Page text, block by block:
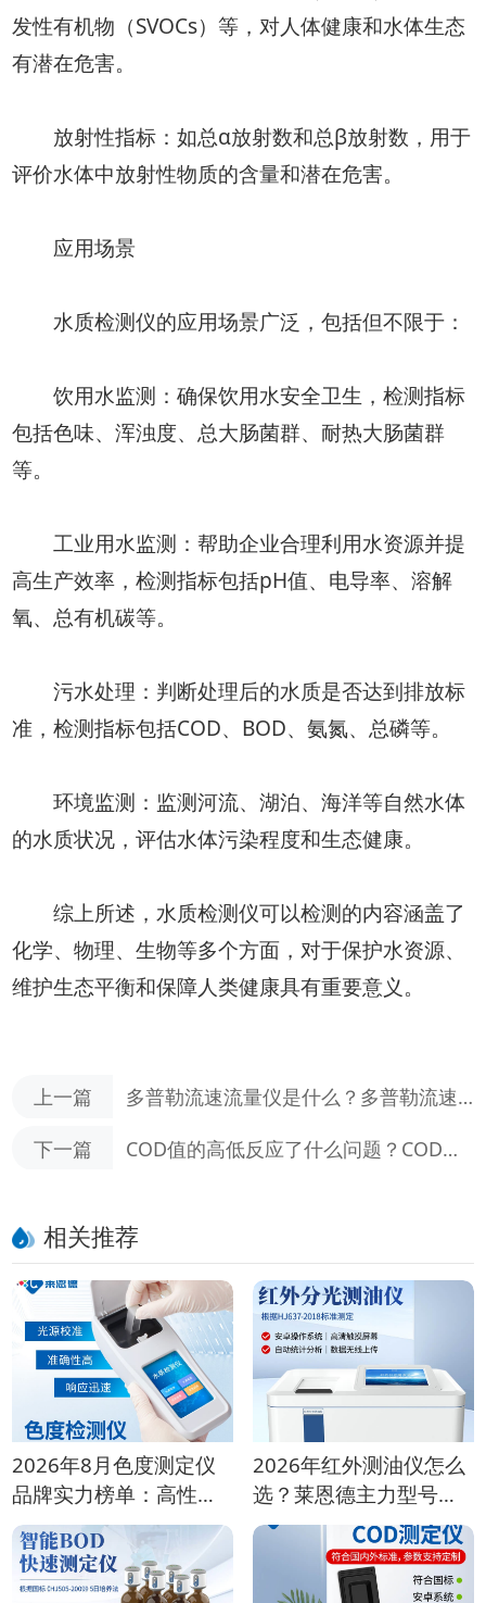
发性有机物（SVOCs）等，对人体健康和水体生态
有潜在危害。
放射性指标：如总α放射数和总β放射数，用于
评价水体中放射性物质的含量和潜在危害。
应用场景
水质检测仪的应用场景广泛，包括但不限于：
饮用水监测：确保饮用水安全卫生，检测指标
包括色味、浑浊度、总大肠菌群、耐热大肠菌群
等。
工业用水监测：帮助企业合理利用水资源并提
高生产效率，检测指标包括pH值、电导率、溶解
氧、总有机碳等。
污水处理：判断处理后的水质是否达到排放标
准，检测指标包括COD、BOD、氨氮、总磷等。
环境监测：监测河流、湖泊、海洋等自然水体
的水质状况，评估水体污染程度和生态健康。
综上所述，水质检测仪可以检测的内容涵盖了
化学、物理、生物等多个方面，对于保护水资源、
维护生态平衡和保障人类健康具有重要意义。
上一篇
多普勒流速流量仪是什么？多普勒流速
流量仪的应用场景
下一篇
COD值的高低反应了什么问题？COD测
相关推荐
2026年8月色度测定仪
品牌实力榜单：高性价
比机型推荐
2026年红外测油仪怎么
选？莱恩德主力型号对
比